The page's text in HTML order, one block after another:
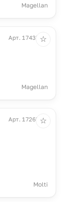
Magellan
Арт. 17437.30
Magellan
☆
Арт. 17265.40
Molti
☆